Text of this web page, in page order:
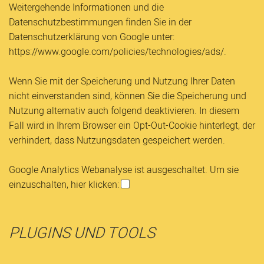
Weitergehende Informationen und die
Datenschutzbestimmungen finden Sie in der
Datenschutzerklärung von Google unter:
https://www.google.com/policies/technologies/ads/.
Wenn Sie mit der Speicherung und Nutzung Ihrer Daten
nicht einverstanden sind, können Sie die Speicherung und
Nutzung alternativ auch folgend deaktivieren. In diesem
Fall wird in Ihrem Browser ein Opt-Out-Cookie hinterlegt, der
verhindert, dass Nutzungsdaten gespeichert werden.
Google Analytics Webanalyse ist ausgeschaltet. Um sie
einzuschalten, hier klicken:
PLUGINS UND TOOLS